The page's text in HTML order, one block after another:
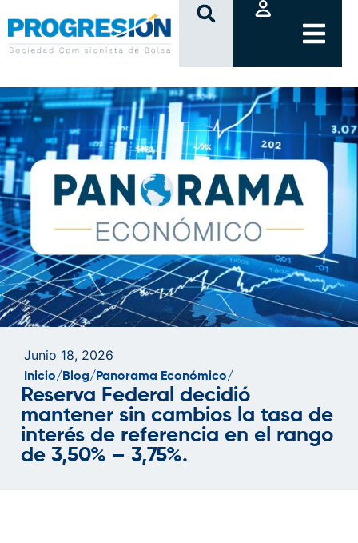
clic
Junio 18, 2026
Inicio/ Blog/ Panorama Económico/
Reserva Federal decidió
mantener sin cambios la tasa de
interés de referencia en el rango
de 3,50% – 3,75%.